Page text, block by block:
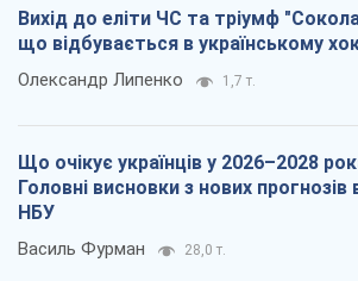
Вихід до еліти ЧС та тріумф
що відбувається в українському
Олександр Липенко 1,7 т.
Що очікує українців у 2026–2028
Головні висновки з нових прогнозів
НБУ
Василь Фурман 28,0 т.